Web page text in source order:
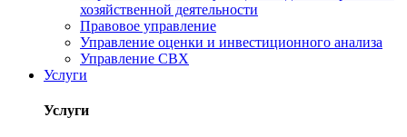
хозяйственной деятельности
Правовое управление
Управление оценки и инвестиционного анализа
Управление СВХ
Услуги
Услуги